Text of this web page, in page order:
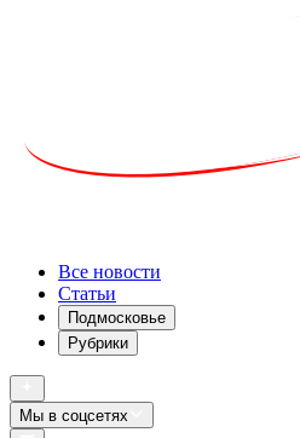
Все новости
Статьи
Подмосковье
Рубрики
Мы в соцсетях